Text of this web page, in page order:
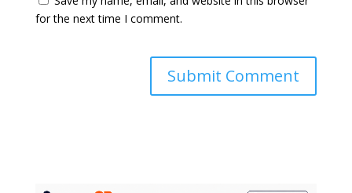
for the next time I comment.